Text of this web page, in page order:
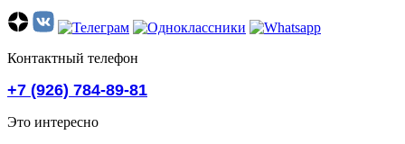
Контактный телефон
+7 (926) 784-89-81
Это интересно